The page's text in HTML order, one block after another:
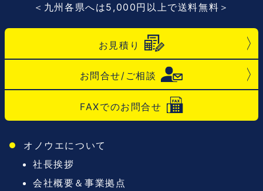
＜九州各県へは5,000円以上で送料無料＞
お見積り
お問合せ/ご相談
FAXでのお問合せ
オノウエについて
社長挨拶
会社概要＆事業拠点